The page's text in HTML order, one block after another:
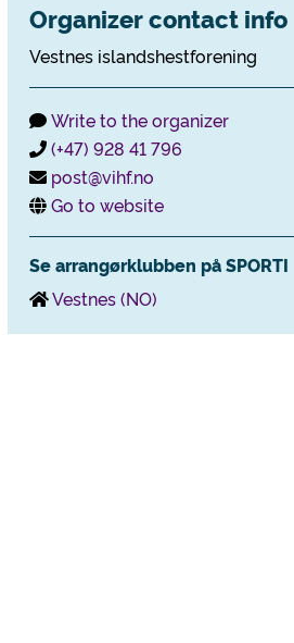
Organizer contact info
Vestnes islandshestforening
Write to the organizer
(+47) 928 41 796
post@vihf.no
Go to website
Se arrangørklubben på SPORTI
Vestnes (NO)